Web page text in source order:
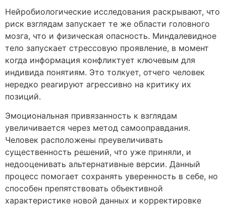
Нейробиологические исследования раскрывают, что
риск взглядам запускает те же области головного
мозга, что и физическая опасность. Миндалевидное
тело запускает стрессовую проявление, в момент
когда информация конфликтует ключевым для
индивида понятиям. Это толкует, отчего человек
нередко реагируют агрессивно на критику их
позиций.
Эмоциональная привязанность к взглядам
увеличивается через метод самооправдания.
Человек расположены преувеличивать
существенность решений, что уже приняли, и
недооценивать альтернативные версии. Данный
процесс помогает сохранять уверенность в себе, но
способен препятствовать объективной
характеристике новой данных и корректировке